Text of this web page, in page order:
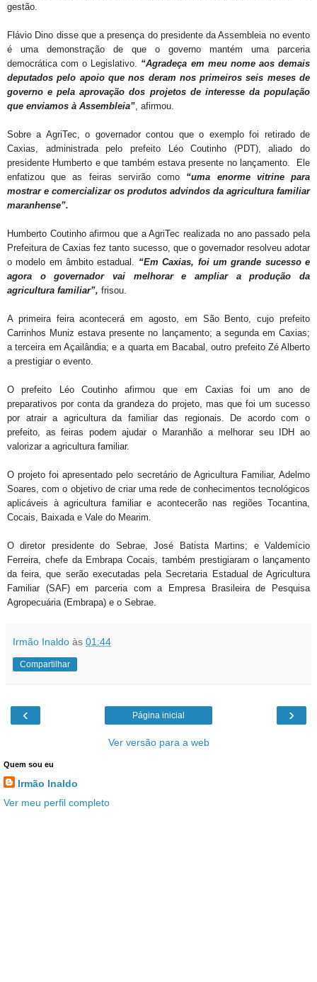
gestão.
Flávio Dino disse que a presença do presidente da Assembleia no evento
é uma demonstração de que o governo mantém uma parceria
democrática com o Legislativo.
“Agradeça em meu nome aos demais
deputados pelo apoio que nos deram nos primeiros seis meses de
governo e pela aprovação dos projetos de interesse da população
que enviamos à Assembleia” , afirmou.
Sobre a AgriTec, o governador contou que o exemplo foi retirado de
Caxias, administrada pelo prefeito Léo Coutinho (PDT), aliado do
presidente Humberto e que também estava presente no lançamento. Ele
enfatizou que as feiras servirão como “uma enorme vitrine para
mostrar e comercializar os produtos advindos da agricultura familiar
maranhense”.
Humberto Coutinho afirmou que a AgriTec realizada no ano passado pela
Prefeitura de Caxias fez tanto sucesso, que o governador resolveu adotar
o modelo em âmbito estadual. “Em Caxias, foi um grande sucesso e
agora o governador vai melhorar e ampliar a produção da
agricultura familiar”, frisou.
A primeira feira acontecerá em agosto, em São Bento, cujo prefeito
Carrinhos Muniz estava presente no lançamento; a segunda em Caxias;
a terceira em Açailândia; e a quarta em Bacabal, outro prefeito Zé Alberto
a prestigiar o evento.
O prefeito Léo Coutinho afirmou que em Caxias foi um ano de
preparativos por conta da grandeza do projeto, mas que foi um sucesso
por atrair a agricultura da familiar das regionais. De acordo com o
prefeito, as feiras podem ajudar o Maranhão a melhorar seu IDH ao
valorizar a agricultura familiar.
O projeto foi apresentado pelo secretário de Agricultura Familiar, Adelmo
Soares, com o objetivo de criar uma rede de conhecimentos tecnológicos
aplicáveis à agricultura familiar e acontecerão nas regiões Tocantina,
Cocais, Baixada e Vale do Mearim.
O diretor presidente do Sebrae, José Batista Martins; e Valdemício
Ferreira, chefe da Embrapa Cocais, também prestigiaram o lançamento
da feira, que serão executadas pela Secretaria Estadual de Agricultura
Familiar (SAF) em parceria com a Empresa Brasileira de Pesquisa
Agropecuária (Embrapa) e o Sebrae.
Irmão Inaldo às 01:44
Compartilhar
‹ ›
Página inicial
Ver versão para a web
Quem sou eu
Irmão Inaldo
Ver meu perfil completo